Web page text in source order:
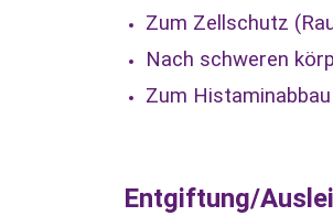
Zum Zellschutz
Nach schweren
Zum
Entgiftung/